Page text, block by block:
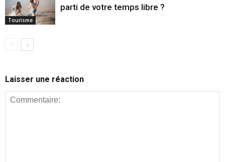
Tourisme
parti de votre temps libre ?
Laisser une réaction